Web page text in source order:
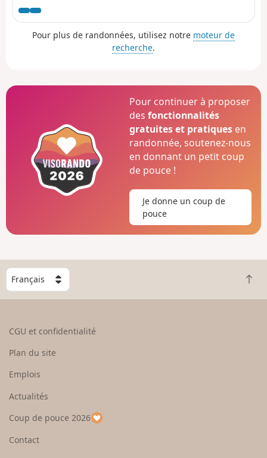
Pour plus de randonnées, utilisez notre moteur de
recherche.
Pour continuer à proposer
desfonctionnalités
gratuites et pratiques en
randonnée, soutenez-nous
en donnant un petit coup
de pouce !
Je donne un coup de
pouce
C
h
o
e
u
p
a
R
e
CGU et confidentialité
Plan du site
Emplois
Actualités
Coup de pouce 2026
Contact